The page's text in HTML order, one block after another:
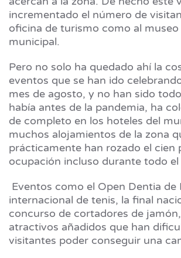
incrementado el número de
oficina de turismo como al
municipal.
Pero no solo ha quedado ahí la
eventos que se han ido
mes de agosto, y no han sido
había antes de la pandemia, ha
de completo en los hoteles del
muchos alojamientos de la zona
prácticamente han rozado el cien
ocupación incluso durante todo el
Eventos como el Open Dentia de
internacional de tenis, la final
concurso de cortadores de
atractivos añadidos que han
visitantes poder conseguir una